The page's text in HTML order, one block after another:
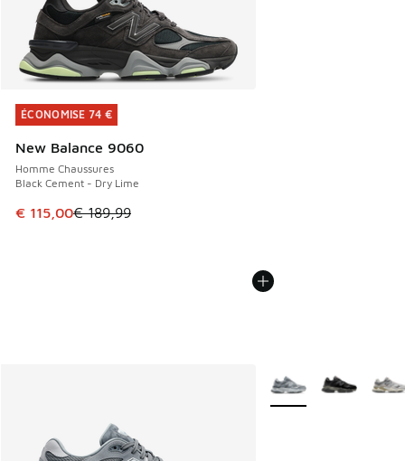
ÉCONOMISE 74 €
New Balance 9060
Homme Chaussures
Black Cement - Dry Lime
Cet article est en promotion. Prix en baisse de € 189,99 à
€ 115,00€ 189,99
ÉCONOMISE 74 €
Plus de couleurs